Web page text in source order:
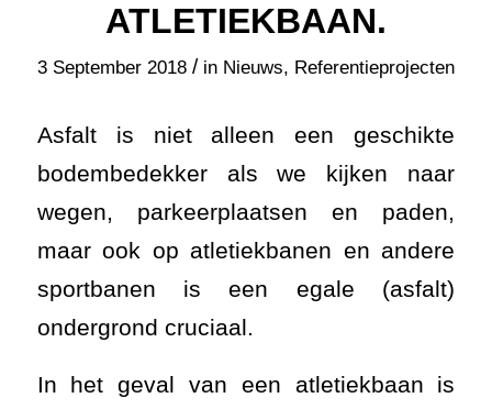
ATLETIEKBAAN.
3 September 2018 / in Nieuws, Referentieprojecten
Asfalt is niet alleen een geschikte
bodembedekker als we kijken naar
wegen, parkeerplaatsen en paden,
maar ook op atletiekbanen en andere
sportbanen is een egale (asfalt)
ondergrond cruciaal.
In het geval van een atletiekbaan is